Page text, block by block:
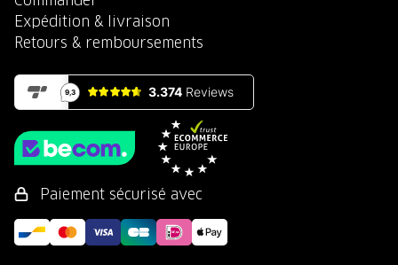
Expédition & livraison
Retours & remboursements
Paiement sécurisé avec